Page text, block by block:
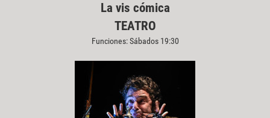
La vis cómica
TEATRO
Funciones: Sábados 19:30